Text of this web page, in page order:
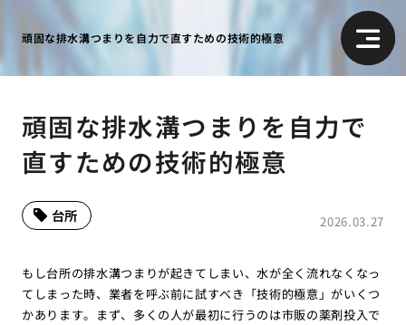
頑固な排水溝つまりを自力で直すための技術的極意
頑固な排水溝つまりを自力で
直すための技術的極意
2026.03.27
台所
もし台所の排水溝つまりが起きてしまい、水が全く流れなくなっ
てしまった時、業者を呼ぶ前に試すべき「技術的極意」がいくつ
かあります。まず、多くの人が最初に行うのは市販の薬剤投入で